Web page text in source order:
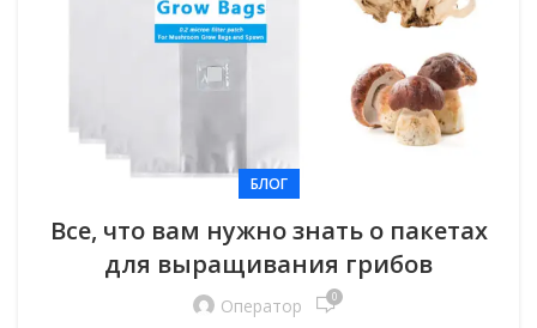
БЛОГ
Все, что вам нужно знать о пакетах
для выращивания грибов
Оператор 0